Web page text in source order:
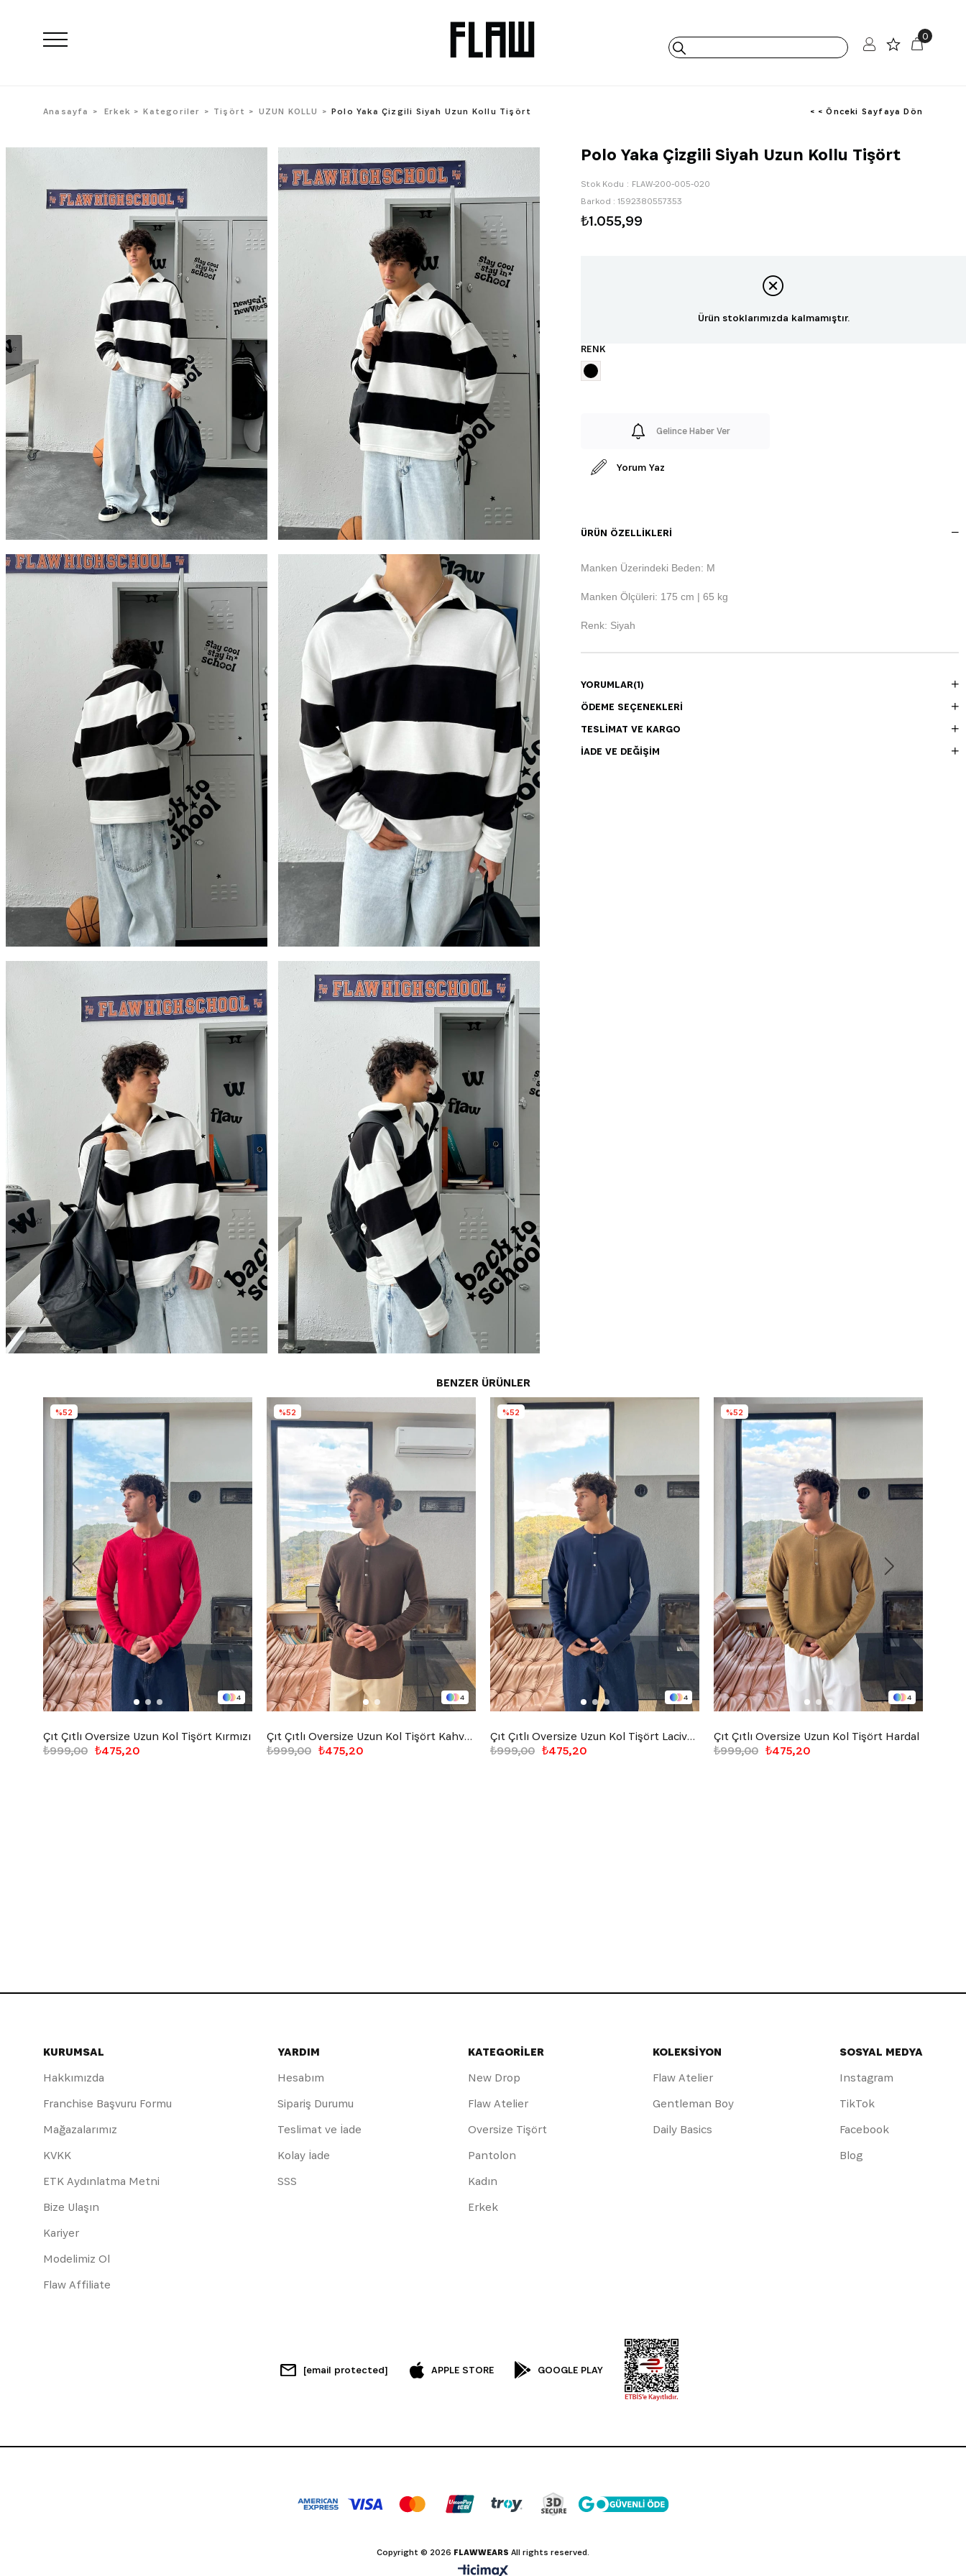
0
Anasayfa Erkek Kategoriler Tişört UZUN KOLLU Polo Yaka Çizgili Siyah Uzun Kollu Tişört < < Önceki Sayfaya Dön
Polo Yaka Çizgili Siyah Uzun Kollu Tişört
Stok Kodu
FLAW-200-005-020
Barkod : 1592380557353
₺1.055,99
Ürün stoklarımızda kalmamıştır.
RENK
Gelince Haber Ver
Yorum Yaz
ÜRÜN ÖZELLIKLERI
Manken Üzerindeki Beden: M
Manken Ölçüleri: 175 cm | 65 kg
Renk: Siyah
YORUMLAR(1)
ÖDEME SEÇENEKLERI
TESLIMAT VE KARGO
İADE VE DEĞIŞIM
BENZER ÜRÜNLER
4
Çıt Çıtlı Oversize Uzun Kol Tişört Kırmızı
₺475,20
₺999,00
%52
4
Çıt Çıtlı Oversize Uzun Kol Tişört Kahverengi
₺475,20
₺999,00
%52
4
Çıt Çıtlı Oversize Uzun Kol Tişört Lacivert
₺475,20
₺999,00
%52
4
Çıt Çıtlı Oversize Uzun Kol Tişört Hardal
₺475,20
₺999,00
%52
KURUMSAL
Hakkımızda
Franchise Başvuru Formu
Mağazalarımız
KVKK
ETK Aydınlatma Metni
Bize Ulaşın
Kariyer
Modelimiz Ol
Flaw Affiliate
YARDIM
Hesabım
Sipariş Durumu
Teslimat ve İade
Kolay İade
SSS
KATEGORİLER
New Drop
Flaw Atelier
Oversize Tişört
Pantolon
Kadın
Erkek
KOLEKSİYON
Flaw Atelier
Gentleman Boy
Daily Basics
SOSYAL MEDYA
Instagram
TikTok
Facebook
Blog
[email protected] APPLE STORE GOOGLE PLAY
Copyright © 2026 FLAWWEARS All rights reserved.